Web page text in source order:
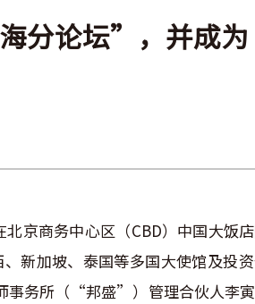
分论坛”，并成
商务中心区（CBD）中国大饭店
新加坡、泰国等多国大使馆及投
事务所（“邦盛”）管理合伙人李